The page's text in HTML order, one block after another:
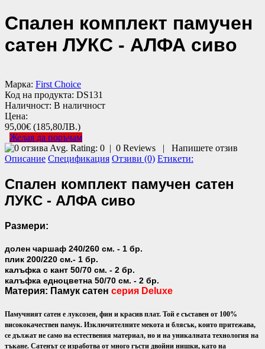
Спален комплект памучен
сатен ЛУКС - АЛФА сиво
Марка: First Choice
Код на продукта: DS131
Наличност: В наличност
Цена:
95,00€ (185,80ЛВ.)
Желая да поръчам
Avg. Rating: 0 | 0 Reviews | Напишете отзив
Описание Спецификация Отзиви (0) Етикети:
Спален комплект памучен сатен
ЛУКС - АЛФА сиво
Размери:
долен чаршаф 240/260 см. - 1 бр.
плик 200/220 см.- 1 бр.
калъфка с кант 50/70 см. - 2 бр.
калъфка едноцветна 50/70 см. - 2 бр.
Материя: Памук сатен серия Deluxe
Памучният сатен е луксозен, фин и красив плат. Той е съставен от 100%
висококачествен памук. Изключителните мекота и блясък, които притежава,
се дължат не само на естествения материал, но и на уникалната технология на
тъкане. Сатенът се изработва от много гъсти двойни нишки, като на